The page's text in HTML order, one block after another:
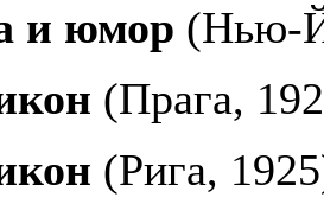
и юмор (Нью-
(Прага,
(Рига,